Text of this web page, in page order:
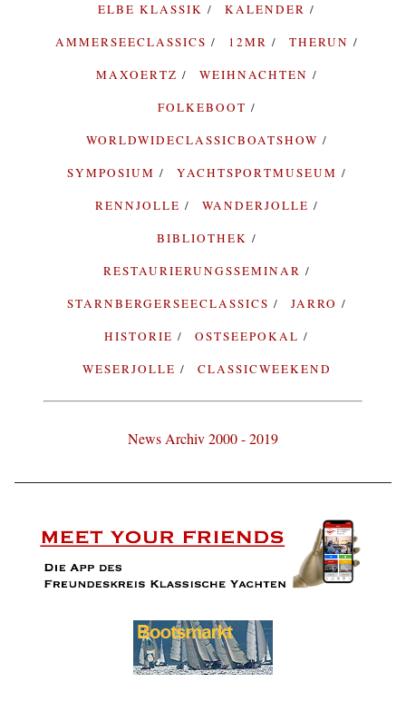
ELBE KLASSIK
KALENDER
AMMERSEECLASSICS
12MR
THERUN
MAXOERTZ
WEIHNACHTEN
FOLKEBOOT
WORLDWIDECLASSICBOATSHOW
SYMPOSIUM
YACHTSPORTMUSEUM
RENNJOLLE
WANDERJOLLE
BIBLIOTHEK
RESTAURIERUNGSSEMINAR
STARNBERGERSEECLASSICS
JARRO
HISTORIE
OSTSEEPOKAL
WESERJOLLE
CLASSICWEEKEND
News Archiv 2000 - 2019